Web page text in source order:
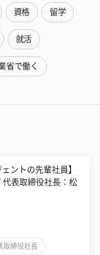
資格 留学
就活
省で働く
ントの先輩社員】
代表取締役社長：松
取締役社長